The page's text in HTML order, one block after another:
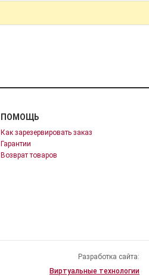
ПОМОЩЬ
Как зарезервировать заказ
Гарантии
Возврат товаров
Разработка сайта:
Виртуальные технологии